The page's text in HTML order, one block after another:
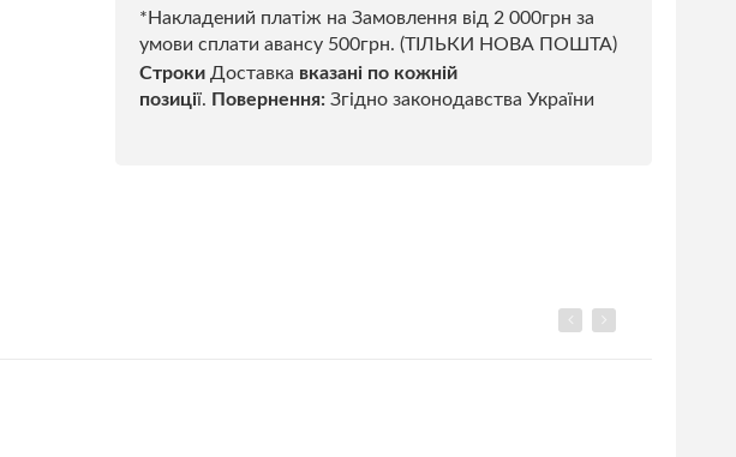
*Накладений платіж на Замовлення від 2 000грн за
умови сплати авансу 500грн. (ТІЛЬКИ НОВА ПОШТА)
Строки Доставка вказані по кожній
позиції. Повернення: Згідно законодавства України
Previous
Next